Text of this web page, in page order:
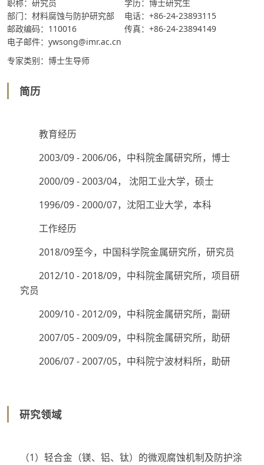
职称：研究员
学历：博士研究生
部门：材料腐蚀与防护研究部
电话：+86-24-23893115
邮政编码：110016
传真：+86-24-23894149
电子邮件：ywsong@imr.ac.cn
专家类别：博士生导师
简历
教育经历
2003/09 - 2006/06，中科院金属研究所，博士
2000/09 - 2003/04， 沈阳工业大学，硕士
1996/09 - 2000/07，沈阳工业大学，本科
工作经历
2018/09至今，中国科学院金属研究所，研究员
2012/10 - 2018/09，中科院金属研究所，项目研
究员
2009/10 - 2012/09，中科院金属研究所，副研
2007/05 - 2009/09，中科院金属研究所，助研
2006/07 - 2007/05，中科院宁波材料所，助研
研究领域
（1）轻合金（镁、铝、钛）的微观腐蚀机制及防护涂